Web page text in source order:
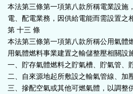
本法第三條第一項第八款所稱電業設施
電、配電業務，因供給電能而需設置之
第 十三 條
本法第三條第一項第八款所稱公用氣體
用氣體燃料事業建置之輸儲整壓相關設
一、貯存氣體燃料之貯氣槽、貯氣管、
二、自來源地起所敷設之輸氣管線、加
三、摻配空氣或其他可燃氣體，以調整